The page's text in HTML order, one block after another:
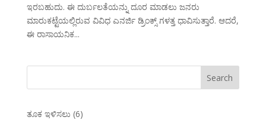
ಇರಬಹುದು. ಈ ದುರ್ಬಲತೆಯನ್ನು ದೂರ ಮಾಡಲು ಜನರು
ಮಾರುಕಟ್ಟೆಯಲ್ಲಿರುವ ವಿವಿಧ ಎನರ್ಜಿ ಡ್ರಿಂಕ್ಸ್ ಗಳತ್ತ ಧಾವಿಸುತ್ತಾರೆ. ಆದರೆ,
ಈ ರಾಸಾಯನಿಕ...
ತೂಕ ಇಳಿಸಲು (6)